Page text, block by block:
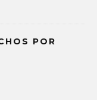
POR